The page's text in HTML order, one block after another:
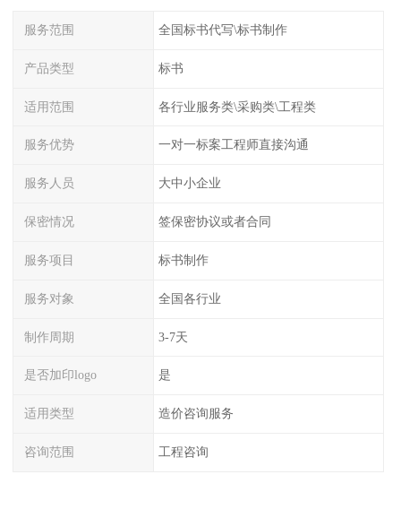
服务范围 全国标书代写\标书制作
产品类型 标书
适用范围 各行业服务类\采购类\工程类
服务优势 一对一标案工程师直接沟通
服务人员 大中小企业
保密情况 签保密协议或者合同
服务项目 标书制作
服务对象 全国各行业
制作周期 3-7天
是否加印logo 是
适用类型 造价咨询服务
咨询范围 工程咨询